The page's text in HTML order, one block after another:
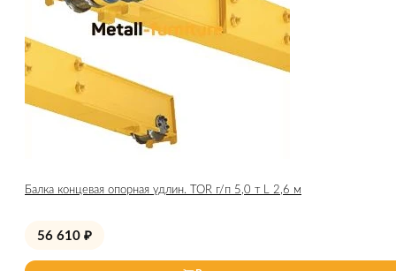
Балка концевая опорная удлин. TOR г/п 5,0 т L 2,6 м
56 610 ₽